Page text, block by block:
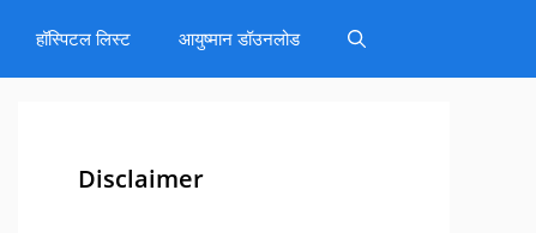
हॉस्पिटल लिस्ट आयुष्मान डॉउनलोड
Disclaimer